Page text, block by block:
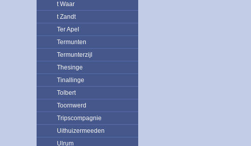
t Waar
t Zandt
Ter Apel
Termunten
Termunterzijl
Thesinge
Tinallinge
Tolbert
Toornwerd
Tripscompagnie
Uithuizermeeden
Ulrum